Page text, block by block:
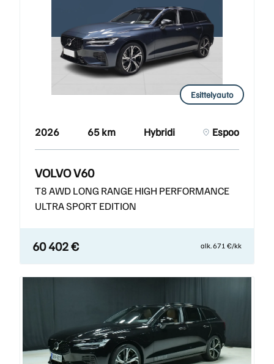
Esittelyauto
2026 65 km Hybridi Espoo
VOLVO V60
T8 AWD LONG RANGE HIGH PERFORMANCE
ULTRA SPORT EDITION
60 402 € alk. 671 €/kk